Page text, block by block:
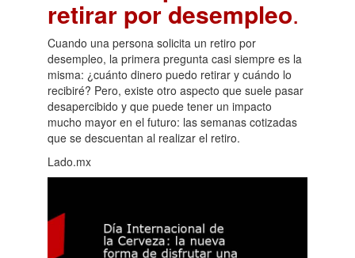
retirar por desempleo.
Cuando una persona solicita un retiro por
desempleo, la primera pregunta casi siempre es la
misma: ¿cuánto dinero puedo retirar y cuándo lo
recibiré? Pero, existe otro aspecto que suele pasar
desapercibido y que puede tener un impacto
mucho mayor en el futuro: las semanas cotizadas
que se descuentan al realizar el retiro.
Lado.mx